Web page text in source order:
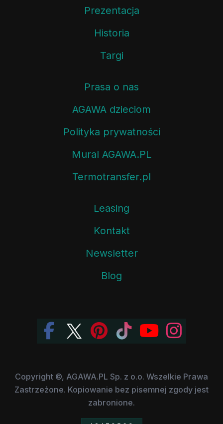
Prezentacja
Historia
Targi
Prasa o nas
AGAWA dzieciom
Polityka prywatności
Mural AGAWA.PL
Termotransfer.pl
Leasing
Kontakt
Newsletter
Blog
Copyright ©, AGAWA.PL Sp. z o.o. Wszelkie Prawa
Zastrzeżone. Kopiowanie bez pisemnej zgody jest
zabronione.